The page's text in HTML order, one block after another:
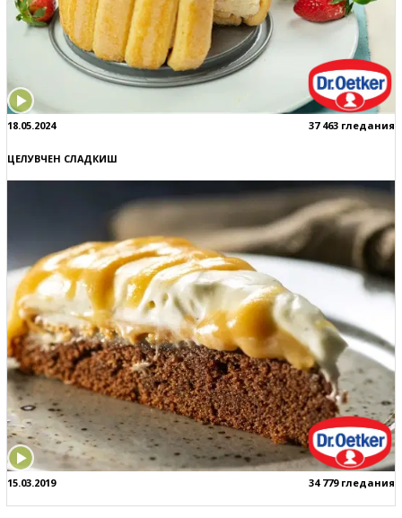
18.05.2024 37 463 гледания
ЦЕЛУВЧЕН СЛАДКИШ
15.03.2019 34 779 гледания